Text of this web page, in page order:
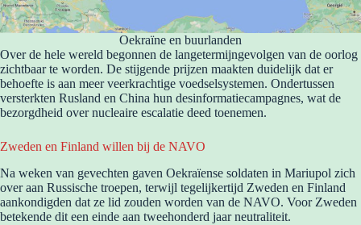
Oekraïne en buurlanden
Over de hele wereld begonnen de langetermijngevolgen van de oorlog
zichtbaar te worden. De stijgende prijzen maakten duidelijk dat er
behoefte is aan meer veerkrachtige voedselsystemen. Ondertussen
versterkten Rusland en China hun desinformatiecampagnes, wat de
bezorgdheid over nucleaire escalatie deed toenemen.
Zweden en Finland willen bij de NAVO
Na weken van gevechten gaven Oekraïense soldaten in Mariupol zich
over aan Russische troepen, terwijl tegelijkertijd Zweden en Finland
aankondigden dat ze lid zouden worden van de NAVO. Voor Zweden
betekende dit een einde aan tweehonderd jaar neutraliteit.